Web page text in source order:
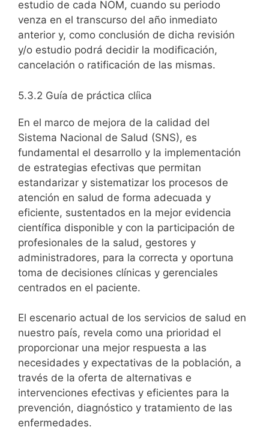
estudio de cada NOM, cuando su periodo
venza en el transcurso del año inmediato
anterior y, como conclusión de dicha revisión
y/o estudio podrá decidir la modificación,
cancelación o ratificación de las mismas.
5.3.2 Guía de práctica clíica
En el marco de mejora de la calidad del
Sistema Nacional de Salud (SNS), es
fundamental el desarrollo y la implementación
de estrategias efectivas que permitan
estandarizar y sistematizar los procesos de
atención en salud de forma adecuada y
eficiente, sustentados en la mejor evidencia
científica disponible y con la participación de
profesionales de la salud, gestores y
administradores, para la correcta y oportuna
toma de decisiones clínicas y gerenciales
centrados en el paciente.
El escenario actual de los servicios de salud en
nuestro país, revela como una prioridad el
proporcionar una mejor respuesta a las
necesidades y expectativas de la población, a
través de la oferta de alternativas e
intervenciones efectivas y eficientes para la
prevención, diagnóstico y tratamiento de las
enfermedades.